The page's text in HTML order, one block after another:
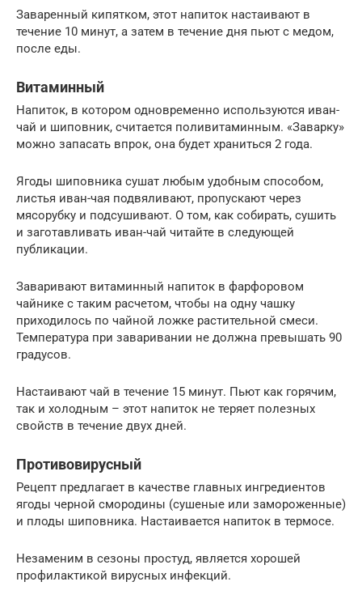
Заваренный кипятком, этот напиток настаивают в
течение 10 минут, а затем в течение дня пьют с медом,
после еды.
Витаминный
Напиток, в котором одновременно используются иван-
чай и шиповник, считается поливитаминным. «Заварку»
можно запасать впрок, она будет храниться 2 года.
Ягоды шиповника сушат любым удобным способом,
листья иван-чая подвяливают, пропускают через
мясорубку и подсушивают. О том, как собирать, сушить
и заготавливать иван-чай читайте в следующей
публикации.
Заваривают витаминный напиток в фарфоровом
чайнике с таким расчетом, чтобы на одну чашку
приходилось по чайной ложке растительной смеси.
Температура при заваривании не должна превышать 90
градусов.
Настаивают чай в течение 15 минут. Пьют как горячим,
так и холодным – этот напиток не теряет полезных
свойств в течение двух дней.
Противовирусный
Рецепт предлагает в качестве главных ингредиентов
ягоды черной смородины (сушеные или замороженные)
и плоды шиповника. Настаивается напиток в термосе.
Незаменим в сезоны простуд, является хорошей
профилактикой вирусных инфекций.